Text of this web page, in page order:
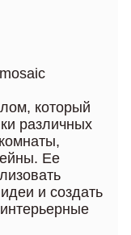
который
различных
Ее
и создать